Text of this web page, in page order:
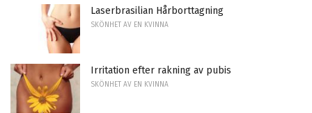
Laserbrasilian Hårborttagning
SKÖNHET AV EN KVINNA
Irritation efter rakning av pubis
SKÖNHET AV EN KVINNA